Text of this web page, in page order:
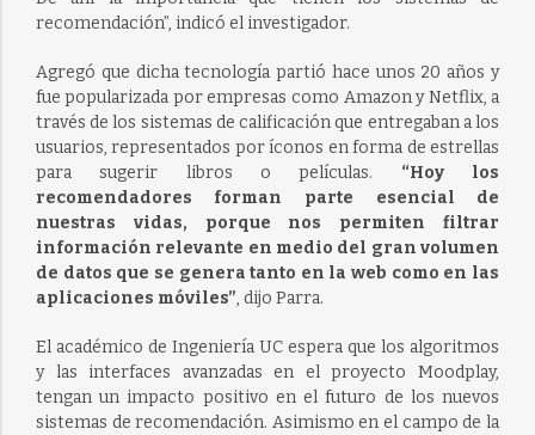
recomendación”, indicó el investigador.
Agregó que dicha tecnología partió hace unos 20 años y
fue popularizada por empresas como Amazon y Netflix, a
través de los sistemas de calificación que entregaban a los
usuarios, representados por íconos en forma de estrellas
para sugerir libros o películas. “Hoy los
recomendadores forman parte esencial de
nuestras vidas, porque nos permiten filtrar
información relevante en medio del gran volumen
de datos que se genera tanto en la web como en las
aplicaciones móviles”, dijo Parra.
El académico de Ingeniería UC espera que los algoritmos
y las interfaces avanzadas en el proyecto Moodplay,
tengan un impacto positivo en el futuro de los nuevos
sistemas de recomendación. Asimismo en el campo de la